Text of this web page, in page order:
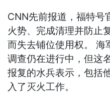
CNN先前报道，福特号
火势、完成清理并防止
而失去铺位使用权。 海
调查仍在进行中，但这
报复的水兵表示，包括
入了灭火工作。